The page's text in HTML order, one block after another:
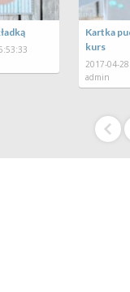
Kartka z zakładką
2017-09-08 06:53:33